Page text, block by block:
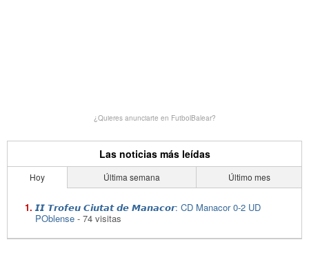
¿Quieres anunciarte en FutbolBalear?
Las noticias más leídas
Hoy Última semana Último mes
𝙄𝙄 𝙏𝙧𝙤𝙛𝙚𝙪 𝘾𝙞𝙪𝙩𝙖𝙩 𝙙𝙚 𝙈𝙖𝙣𝙖𝙘𝙤𝙧: CD Manacor 0-2 UD
POblense - 74 visitas